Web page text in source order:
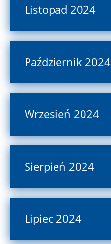
Listopad 2024
Październik 2024
Wrzesień 2024
Sierpień 2024
Lipiec 2024